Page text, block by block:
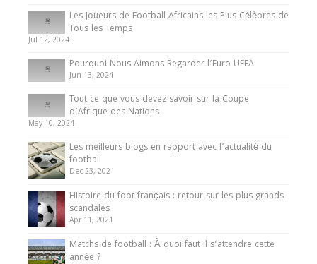
Les Joueurs de Football Africains les Plus Célèbres de
Tous les Temps
Jul 12, 2024
Pourquoi Nous Aimons Regarder l’Euro UEFA
Jun 13, 2024
Tout ce que vous devez savoir sur la Coupe
d’Afrique des Nations
May 10, 2024
Les meilleurs blogs en rapport avec l’actualité du
football
Dec 23, 2021
Histoire du foot français : retour sur les plus grands
scandales
Apr 11, 2021
Matchs de football : À quoi faut-il s’attendre cette
année ?